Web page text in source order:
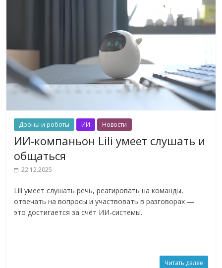
Дроны и роботы ИИ Новости
ИИ-компаньон Lili умеет слушать и
общаться
22.12.2025
Lili умеет слушать речь, реагировать на команды,
отвечать на вопросы и участвовать в разговорах —
это достигается за счёт ИИ-системы.
Читать далее